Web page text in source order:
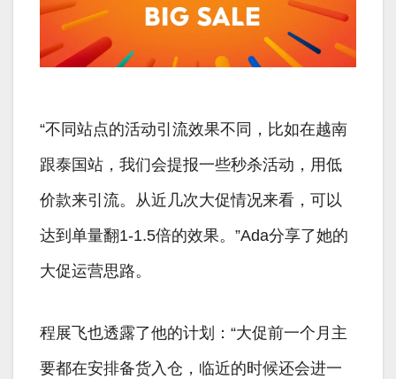
“不同站点的活动引流效果不同，比如在越南
跟泰国站，我们会提报一些秒杀活动，用低
价款来引流。从近几次大促情况来看，可以
达到单量翻1-1.5倍的效果。”Ada分享了她的
大促运营思路。
程展飞也透露了他的计划：“大促前一个月主
要都在安排备货入仓，临近的时候还会进一